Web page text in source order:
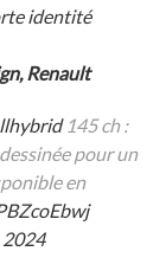
identité
Renault
145 ch :
pour un
en